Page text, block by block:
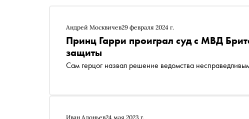
Андрей Москвичев29 февраля 2024 г.
Принц Гарри проиграл суд с МВД
защиты
Сам герцог назвал решение ведомства
Иван Адоньев24 мая 2023 г.